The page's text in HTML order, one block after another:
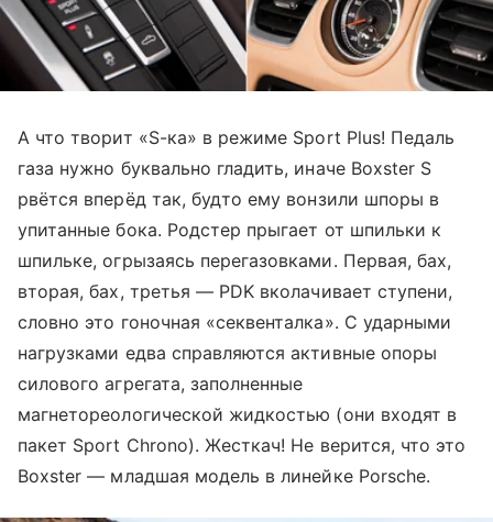
А что творит «S-ка» в режиме Sport Plus! Педаль
газа нужно буквально гладить, иначе Boxster S
рвётся вперёд так, будто ему вонзили шпоры в
упитанные бока. Родстер прыгает от шпильки к
шпильке, огрызаясь перегазовками. Первая, бах,
вторая, бах, третья — PDK вколачивает ступени,
словно это гоночная «секвенталка». С ударными
нагрузками едва справляются активные опоры
силового агрегата, заполненные
магнетореологической жидкостью (они входят в
пакет Sport Chrono). Жесткач! Не верится, что это
Boxster — младшая модель в линейке Porsche.